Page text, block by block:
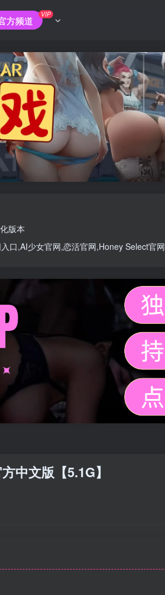
方频道
VIP
版本
口,AI少女官网,恋活官网,Honey Select官网
中文版【5.1G】